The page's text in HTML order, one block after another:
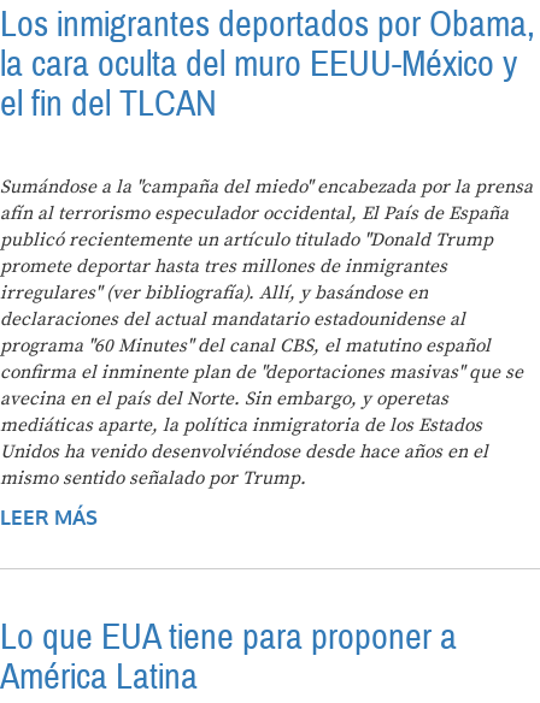
Los inmigrantes deportados por Obama,
la cara oculta del muro EEUU-México y
el fin del TLCAN
Sumándose a la "campaña del miedo" encabezada por la prensa
afín al terrorismo especulador occidental, El País de España
publicó recientemente un artículo titulado "Donald Trump
promete deportar hasta tres millones de inmigrantes
irregulares" (ver bibliografía). Allí, y basándose en
declaraciones del actual mandatario estadounidense al
programa "60 Minutes" del canal CBS, el matutino español
confirma el inminente plan de "deportaciones masivas" que se
avecina en el país del Norte. Sin embargo, y operetas
mediáticas aparte, la política inmigratoria de los Estados
Unidos ha venido desenvolviéndose desde hace años en el
mismo sentido señalado por Trump.
LEER MÁS
EEUU-MÉXICO Y EL FIN DEL TLCAN
Lo que EUA tiene para proponer a
América Latina